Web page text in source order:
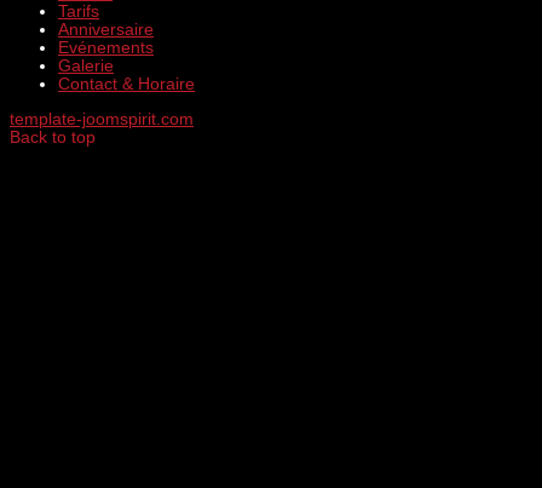
Tarifs
Anniversaire
Evénements
Galerie
Contact & Horaire
template-joomspirit.com
Back to top